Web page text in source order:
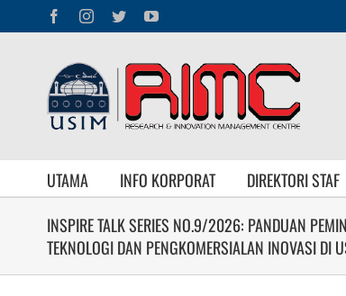
FacebookInstagram
TwitterYouTube
UTAMA INFO KORPORAT DIREKTORI STAF
INSPIRE TALK SERIES NO.9/2026: PANDUAN
TEKNOLOGI DAN PENGKOMERSIALAN INOVASI DI